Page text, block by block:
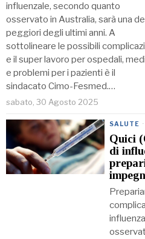
influenzale, secondo quanto
osservato in Australia, sarà una
peggiori degli ultimi anni. A
sottolineare le possibili
e il super lavoro per ospedali,
e problemi per i pazienti è il
sindacato Cimo-Fesmed.…
sabato, 30 Agosto 2025
SALUTE ·
Quici
di